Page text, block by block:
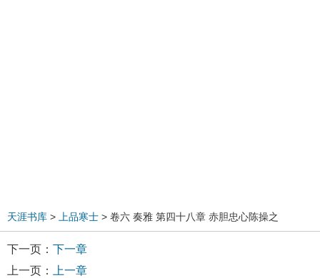
天涯书库 > 上品寒士 > 卷六 奏雅 第四十八章 赤胆忠心陈操之
下一页： 下一章
上一页：
上一章